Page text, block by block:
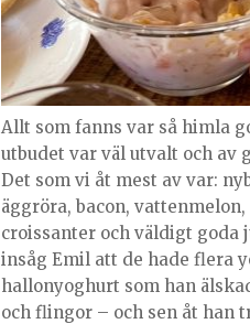
Allt som fanns var så himla
utbudet var väl utvalt och av
Det som vi åt mest av var:
äggröra, bacon,
croissanter och väldigt goda
insåg Emil att de hade flera
hallonyoghurt som han
och flingor – och sen åt han